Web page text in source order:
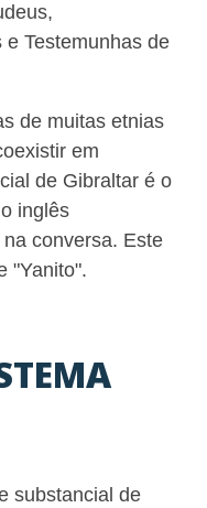
Testemunhas de
de muitas etnias
em
de Gibraltar é o
inglês
conversa. Este
"Yanito".
substancial de